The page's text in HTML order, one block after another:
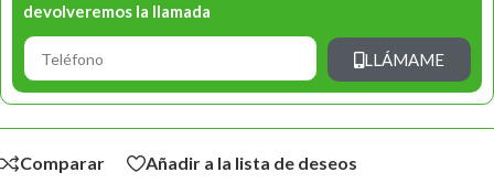
devolveremos la llamada
LLÁMAME
Comparar Añadir a la lista de deseos